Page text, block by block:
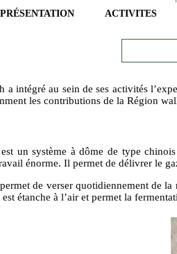
PRÉSENTATION ACTIVITES
a intégré au sein de ses activités
les contributions de la Région
un système à dôme de type
énorme. Il permet de délivrer le
de verser quotidiennement de
étanche à l’air et permet la